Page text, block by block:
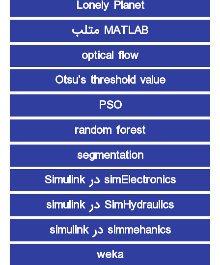
Lonely Planet
MATLAB متلب
optical flow
Otsu’s threshold value
PSO
random forest
segmentation
simElectronics در Simulink
SimHydraulics در simulink
simmehanics در simulink
weka